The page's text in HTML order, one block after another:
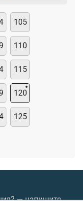
105
110
115
120
125